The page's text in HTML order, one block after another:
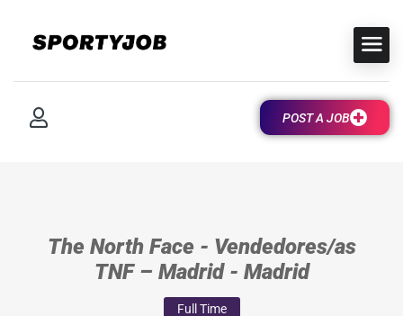
POST A JOB
The North Face - Vendedores/as
TNF – Madrid - Madrid
Full Time